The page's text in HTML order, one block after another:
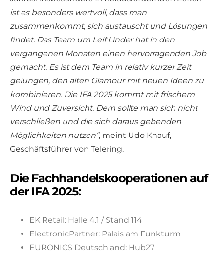
ist es besonders wertvoll, dass man
zusammenkommt, sich austauscht und Lösungen
findet. Das Team um Leif Linder hat in den
vergangenen Monaten einen hervorragenden Job
gemacht. Es ist dem Team in relativ kurzer Zeit
gelungen, den alten Glamour mit neuen Ideen zu
kombinieren. Die IFA 2025 kommt mit frischem
Wind und Zuversicht. Dem sollte man sich nicht
verschließen und die sich daraus gebenden
Möglichkeiten nutzen“, meint Udo Knauf,
Geschäftsführer von Telering.
Die Fachhandelskooperationen auf
der IFA 2025:
EK Retail: Halle 4.1 / Stand 114
ElectronicPartner: Palais am Funkturm
EURONICS Deutschland: Hub27